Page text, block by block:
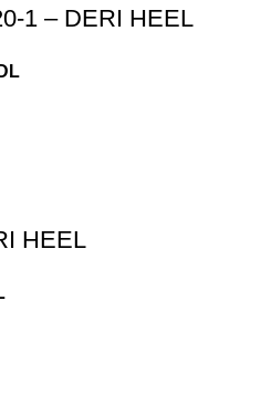
1 – DERI HEEL
HEEL